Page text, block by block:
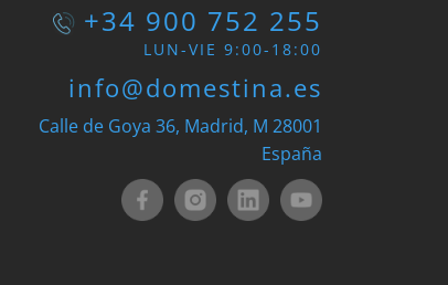
+34 900 752 255
LUN-VIE 9:00-18:00
info@domestina.es
Calle de Goya 36, Madrid, M 28001
España